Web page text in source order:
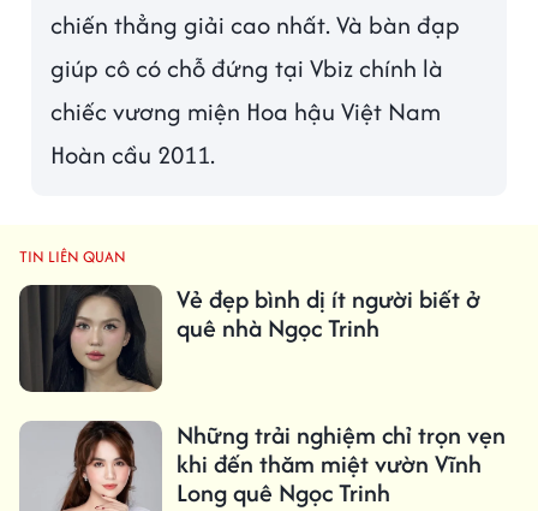
chiến thẳng giải cao nhất. Và bàn đạp
giúp cô có chỗ đứng tại Vbiz chính là
chiếc vương miện Hoa hậu Việt Nam
Hoàn cầu 2011.
TIN LIÊN QUAN
Vẻ đẹp bình dị ít người biết ở
quê nhà Ngọc Trinh
Những trải nghiệm chỉ trọn vẹn
khi đến thăm miệt vườn Vĩnh
Long quê Ngọc Trinh